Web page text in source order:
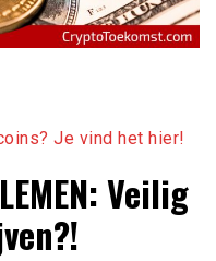
Je vind het hier!
Veilig